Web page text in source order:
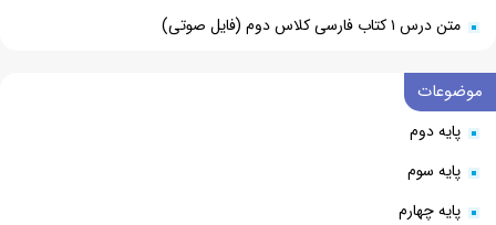
متن درس ۱ کتاب فارسی کلاس دوم (فایل صوتی)
موضوعات
پایه دوم
پایه سوم
پایه چهارم